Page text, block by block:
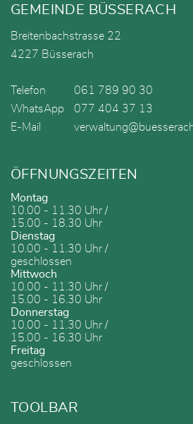
GEMEINDE BÜSSERACH
Breitenbachstrasse 22
4227 Büsserach
Telefon
061 789 90 30
WhatsApp
077 404 37 13
E-Mail
ÖFFNUNGSZEITEN
Montag
10.00 - 11.30 Uhr /
15.00 - 18.30 Uhr
Dienstag
10.00 - 11.30 Uhr /
geschlossen
Mittwoch
10.00 - 11.30 Uhr /
15.00 - 16.30 Uhr
Donnerstag
10.00 - 11.30 Uhr /
15.00 - 16.30 Uhr
Freitag
geschlossen
TOOLBAR